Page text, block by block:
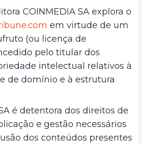
COINMEDIA SA explora o
em virtude de um
(ou licença de
pelo titular dos
intelectual relativos à
de domínio e à estrutura
é detentora dos direitos de
e gestão necessários
dos conteúdos presentes